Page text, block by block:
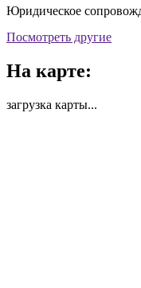
Юридическое
Посмотреть другие
На карте:
загрузка карты...